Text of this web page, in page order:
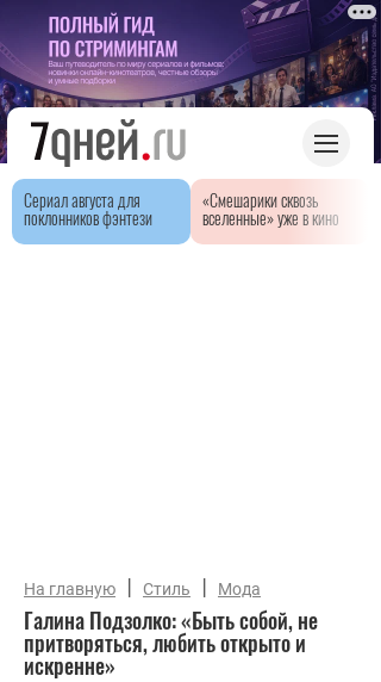
Сериал августа для
поклонников фэнтези
«Смешарики сквозь
вселенные» уже в кино
На главную | Стиль | Мода
Галина Подзолко: «Быть собой, не
притворяться, любить открыто и
искренне»